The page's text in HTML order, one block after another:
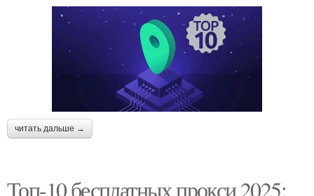
читать дальше →
Топ-10 бесплатных прокси 2025: